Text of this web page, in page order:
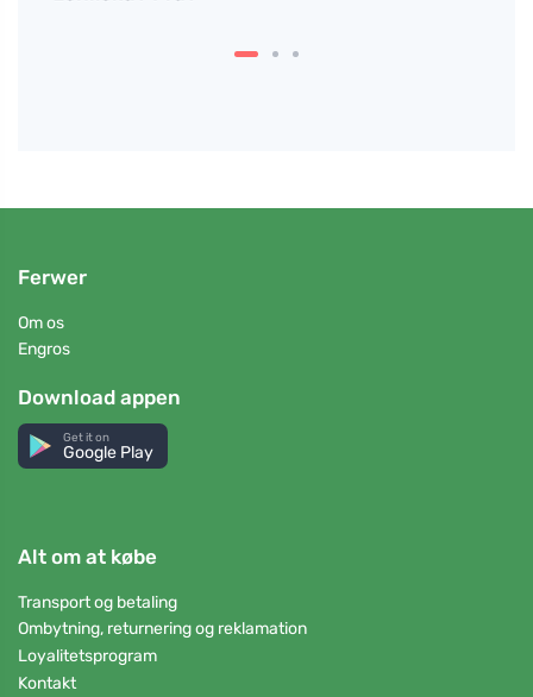
Ferwer
Om os
Engros
Download appen
Get it on
Google Play
Alt om at købe
Transport og betaling
Ombytning, returnering og reklamation
Loyalitetsprogram
Kontakt